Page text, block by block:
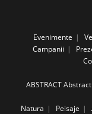
Evenimente
Campanii
ABSTRACT Abstract
Natura Peisaje